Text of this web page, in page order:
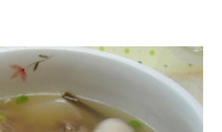
루.달걀. 식용유 => 저의 계량은 밥숟가락
소쿠리에 받쳐 손바닥으로 눌러 물기를 빼
릇에 담고 참기름1/2T. 고운소금소량(완두
넣고 조물조물 밑간을 합니다. 2. 익은배추김
타리버섯 길이와 비슷하게 썰어준비합니
비슷하게 썰어줍니다. 꼬치에 느타리버